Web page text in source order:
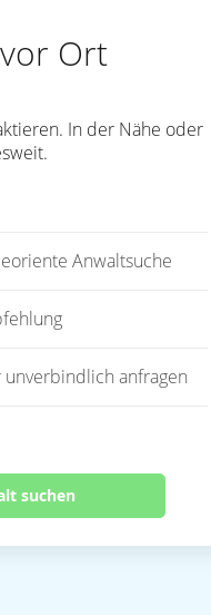
Ort
In der Nähe oder
Anwaltsuche
anfragen
suchen